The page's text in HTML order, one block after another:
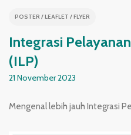
POSTER / LEAFLET / FLYER
Integrasi
(ILP)
21 November 2023
Mengenal lebih jauh Integrasi